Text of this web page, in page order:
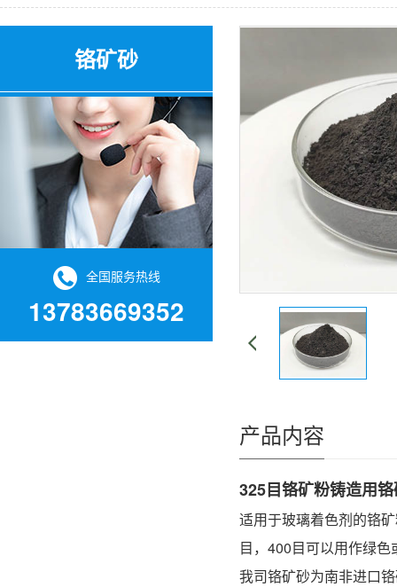
铬矿砂
全国服务热线
13783669352
产品内容
325目铬矿粉铸造用
适用于玻璃着色剂的铬
目，400目可以用作绿
我司铬矿砂为南非进口